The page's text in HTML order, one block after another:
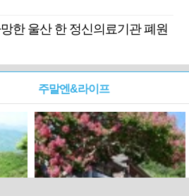
한 울산 한 정신의료기관 폐원
주말엔&라이프